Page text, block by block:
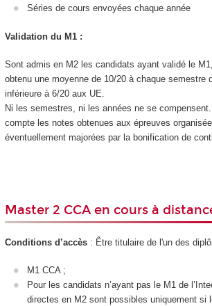
Séries de cours envoyées chaque année
Validation du M1 :
Sont admis en M2 les candidats ayant validé le
obtenu une moyenne de 10/20 à chaque semestre
inférieure à 6/20 aux UE.
Ni les semestres, ni les années ne se
compte les notes obtenues aux épreuves
éventuellement majorées par la bonification de
Master 2 CCA en cours à
Conditions d’accès : Être titulaire de l'un des
M1 CCA ;
Pour les candidats n’ayant pas le M1 de
directes en M2 sont possibles uniquement si